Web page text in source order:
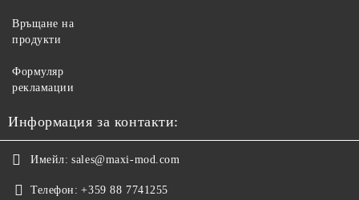
Връщане на
продукти
Формуляр
рекламации
Информация за контакти:
Имейл: sales@maxi-mod.com
Телефон: +359 88 7741255